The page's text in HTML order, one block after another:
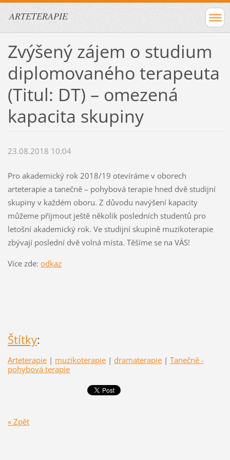
ARTETERAPIE
Zvýšený zájem o studium
diplomovaného terapeuta
(Titul: DT) – omezená
kapacita skupiny
23.08.2018 10:04
Pro akademický rok 2018/19 otevíráme v oborech
arteterapie a tanečně – pohybová terapie hned dvě studijní
skupiny v každém oboru. Z důvodu navýšení kapacity
můžeme přijmout ještě několik posledních studentů pro
letošní akademický rok. Ve studijní skupině muzikoterapie
zbývají poslední dvě volná místa. Těšíme se na VÁS!
Více zde: odkaz
Štítky:
Arteterapie | muzikoterapie | dramaterapie | Tanečně -
pohybová terapie
« Zpět